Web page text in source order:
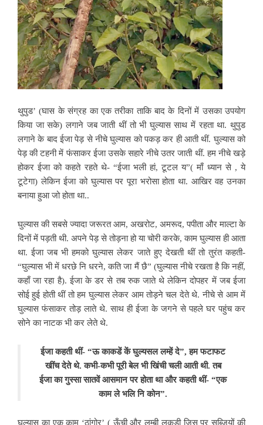
थुपुड’ (घास के संग्रह का एक तरीका ताकि बाद के दिनों में उसका उपयोग
किया जा सके) लगाने जब जाती थीं तो भी घुल्यास साथ में रहता था. थुपुड
लगाने के बाद ईजा पेड़ से नीचे घुल्यास को पकड़ कर ही आती थीं. घुल्यास को
पेड़ की टहनी में फंसाकर ईजा उसके सहारे नीचे उतर जाती थीं. हम नीचे खड़े
होकर ईजा को कहते रहते थे- “ईजा भली हां, टूटल य”( माँ ध्यान से , ये
टूटेगा) लेकिन ईजा को घुल्यास पर पूरा भरोसा होता था. आखिर वह उनका
बनाया हुआ जो होता था..
घुल्यास की सबसे ज्यादा जरूरत आम, अखरोट, अमरूद, पपीता और माल्टा के
दिनों में पड़ती थी. अपने पेड़ से तोड़ना हो या चोरी करके, काम घुल्यास ही आता
था. ईजा जब भी हमको घुल्यास लेकर जाते हुए देखती थीं तो तुरंत कहती-
“घुल्यास भी में धरछे नि धरने, कति जा मैं छै” (घुल्यास नीचे रखता है कि नहीं,
कहाँ जा रहा है). ईजा के डर से तब रुक जाते थे लेकिन दोपहर में जब ईजा
सोई हुई होती थीं तो हम घुल्यास लेकर आम तोड़ने चल देते थे. नीचे से आम में
घुल्यास फंसाकर तोड़ लाते थे. साथ ही ईजा के जगने से पहले घर पहुंच कर
सोने का नाटक भी कर लेते थे.
ईजा कहती थीं- “ऊ काकडें कें घुल्यसल लम्हें दे”, हम फटाफट
खींच देते थे. कभी-कभी पूरी बेल भी खिंची चली आती थी. तब
ईजा का गुस्सा सातवें आसमान पर होता था और कहती थीं- “एक
काम ले भलि नि कोन”.
घुल्यास का एक काम ‘ठांगोर’ ( ऊँची और लम्बी लकड़ी जिस पर सब्जियों की